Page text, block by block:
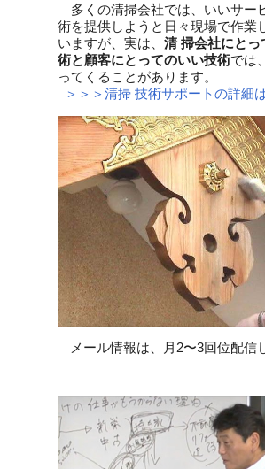
多くの清掃会社では、いいサー
術を提供しようと日々現場で作業
いますが、実は、 清 掃会社にとっ
術と顧客にとってのいい技術では
ってくることがあります。
＞＞＞清掃 技術サポートの詳細
メール情報は、月2〜3回位配信